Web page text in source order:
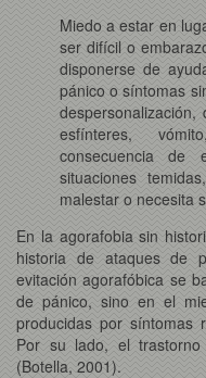
Miedo a estar en
ser difícil o
disponerse de
pánico o síntomas
esfínteres,
consecuencia
situaciones
malestar o necesita
En la agorafobia sin
historia de ataques de
evitación agorafóbica se
de pánico, sino en el
producidas por síntomas
Por su lado, el
(Botella, 2001).